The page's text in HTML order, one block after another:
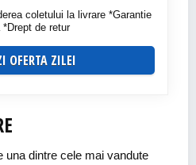
coletului la livrare *Garantie
de retur
OFERTA ZILEI
una dintre cele mai vandute